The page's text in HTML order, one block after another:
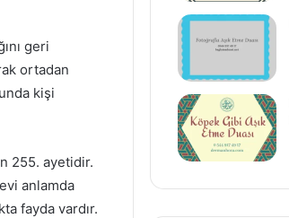
geri
ortadan
kişi
255. ayetidir.
anlamda
fayda vardır.